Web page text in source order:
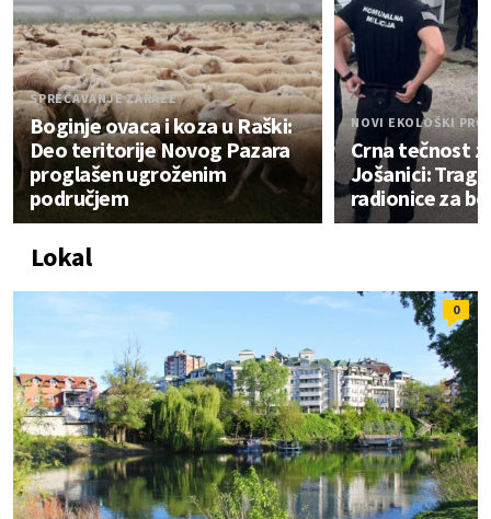
SPREČAVANJE ZARAZE
Boginje ovaca i koza u Raški:
Deo teritorije Novog Pazara
proglašen ugroženim
područjem
NOVI EKOLOŠKI
Crna tečnost
Jošanici: Trag
radionice za
Lokal
0